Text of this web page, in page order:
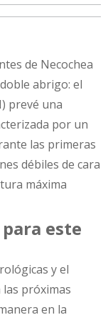
de Necochea
abrigo: el
prevé una
por un
las primeras
débiles de cara
máxima
este
y el
próximas
en la